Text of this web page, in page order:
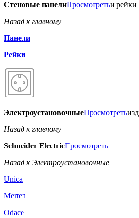
Стеновые панелиПросмотретьи рейки
Назад к главному
Панели
Рейки
ЭлектроустановочныеПросмотреть
Назад к главному
Schneider ElectricПросмотреть
Назад к Электроустановочные
Unica
Merten
Odace